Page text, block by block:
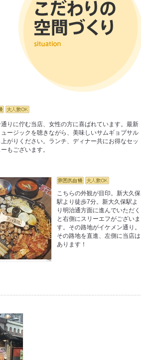
りに佇む当店、女性の方に喜ばれています。最新
ージックを聴きながら、美味しいサムギョプサル
がりください。ランチ、ディナー共にお得なセッ
もございます。
こちらの外観が目印。新大久保
駅より徒歩7分。新大久保駅よ
り明治通方面に進んでいただく
と右側にスリーエフがございま
す。その路地がイケメン通り。
その路地を直進、左側に当店は
あります！